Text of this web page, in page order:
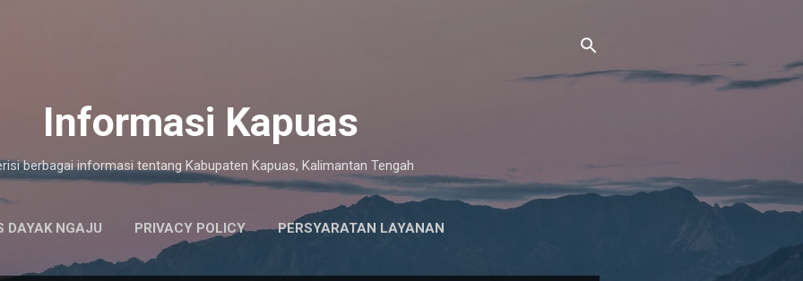
Informasi Kapuas
berbagai informasi tentang Kabupaten Kapuas, Kalimantan Tengah
DAYAK NGAJU PRIVACY POLICY PERSYARATAN LAYANAN